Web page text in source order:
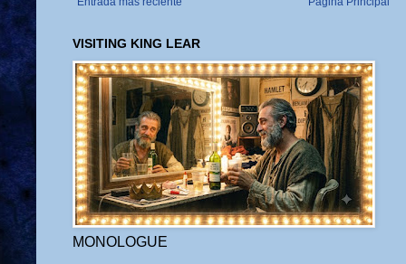
VISITING KING LEAR
MONOLOGUE